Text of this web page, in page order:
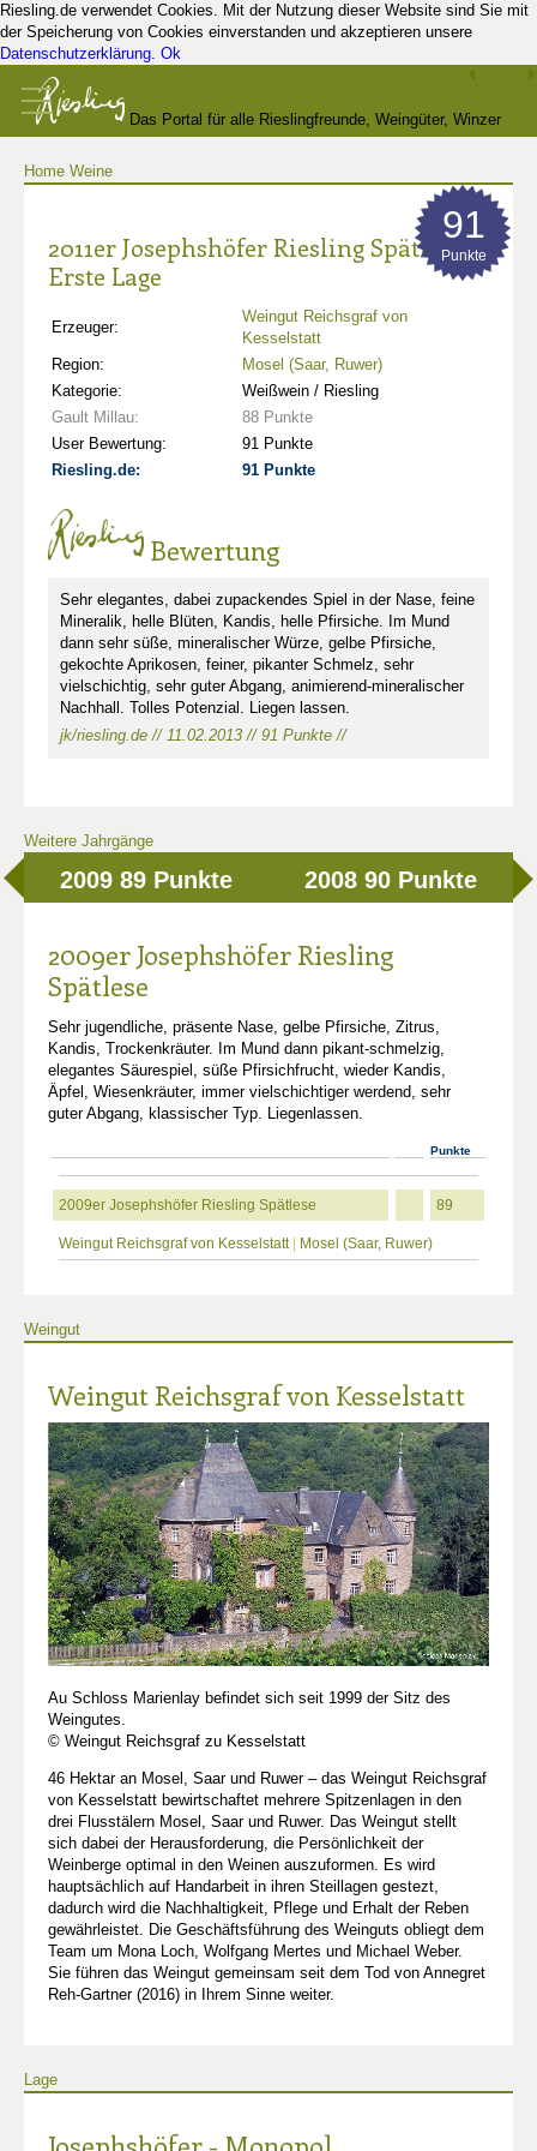
Riesling.de verwendet Cookies. Mit der Nutzung dieser Website sind Sie mit
der Speicherung von Cookies einverstanden und akzeptieren unsere
Datenschutzerklärung. Ok
Das Portal für alle Rieslingfreunde, Weingüter, Winzer
Home Weine
2011er Josephshöfer Riesling Spätlese
Erste Lage
Erzeuger:
Weingut Reichsgraf von
Kesselstatt
Region:
Mosel (Saar, Ruwer)
Kategorie:
Weißwein / Riesling
Gault Millau:
88 Punkte
User Bewertung:
91 Punkte
Riesling.de:
91 Punkte
91
Punkte
Bewertung
Sehr elegantes, dabei zupackendes Spiel in der Nase, feine
Mineralik, helle Blüten, Kandis, helle Pfirsiche. Im Mund
dann sehr süße, mineralischer Würze, gelbe Pfirsiche,
gekochte Aprikosen, feiner, pikanter Schmelz, sehr
vielschichtig, sehr guter Abgang, animierend-mineralischer
Nachhall. Tolles Potenzial. Liegen lassen.
jk/riesling.de // 11.02.2013 // 91 Punkte //
Weitere Jahrgänge
2009 89 Punkte 2008 90 Punkte
2009er Josephshöfer Riesling
Spätlese
Sehr jugendliche, präsente Nase, gelbe Pfirsiche, Zitrus,
Kandis, Trockenkräuter. Im Mund dann pikant-schmelzig,
elegantes Säurespiel, süße Pfirsichfrucht, wieder Kandis,
Äpfel, Wiesenkräuter, immer vielschichtiger werdend, sehr
guter Abgang, klassischer Typ. Liegenlassen.
Punkte
2009er Josephshöfer Riesling Spätlese 89
Weingut Reichsgraf von Kesselstatt| Mosel (Saar, Ruwer)
Weingut
Weingut Reichsgraf von Kesselstatt
Au Schloss Marienlay befindet sich seit 1999 der Sitz des
Weingutes.
© Weingut Reichsgraf zu Kesselstatt
46 Hektar an Mosel, Saar und Ruwer – das Weingut Reichsgraf
von Kesselstatt bewirtschaftet mehrere Spitzenlagen in den
drei Flusstälern Mosel, Saar und Ruwer. Das Weingut stellt
sich dabei der Herausforderung, die Persönlichkeit der
Weinberge optimal in den Weinen auszuformen. Es wird
hauptsächlich auf Handarbeit in ihren Steillagen gestezt,
dadurch wird die Nachhaltigkeit, Pflege und Erhalt der Reben
gewährleistet. Die Geschäftsführung des Weinguts obliegt dem
Team um Mona Loch, Wolfgang Mertes und Michael Weber.
Sie führen das Weingut gemeinsam seit dem Tod von Annegret
Reh-Gartner (2016) in Ihrem Sinne weiter.
Lage